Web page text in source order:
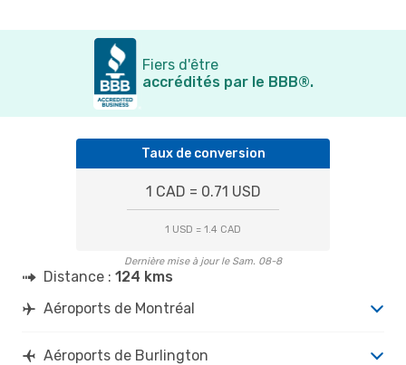
Fiers d'être
accrédités par le BBB®.
Taux de conversion
1 CAD = 0.71 USD
1 USD = 1.4 CAD
Dernière mise à jour le Sam. 08-8
Distance : 124 kms
Aéroports de Montréal
Aéroports de Burlington